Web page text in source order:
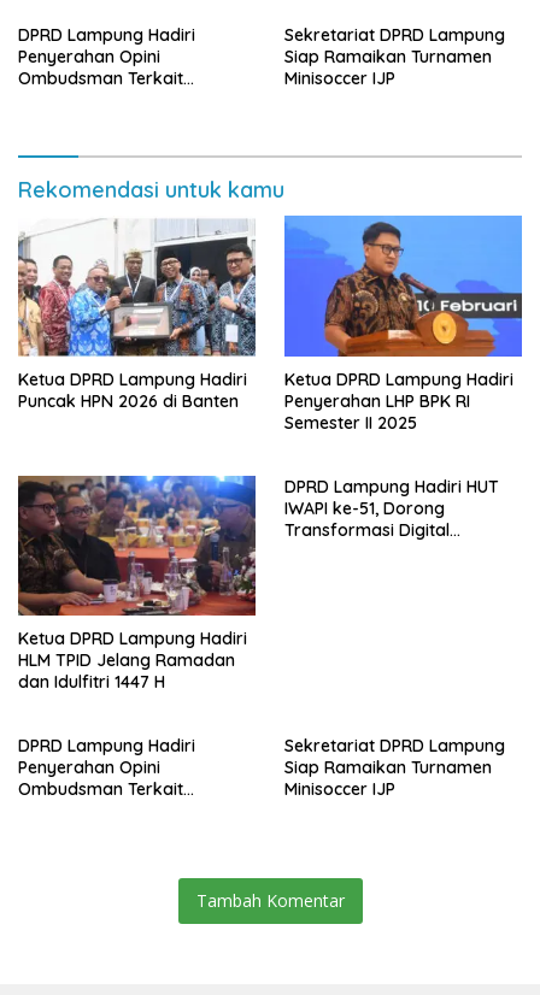
DPRD Lampung Hadiri
Penyerahan Opini
Ombudsman Terkait
Sekretariat DPRD Lampung
Siap Ramaikan Turnamen
Minisoccer IJP
Rekomendasi untuk kamu
Ketua DPRD Lampung Hadiri
Puncak HPN 2026 di Banten
Ketua DPRD Lampung Hadiri
Penyerahan LHP BPK RI
Semester II 2025
Ketua DPRD Lampung Hadiri
HLM TPID Jelang Ramadan
dan Idulfitri 1447 H
DPRD Lampung Hadiri HUT
IWAPI ke-51, Dorong
Transformasi Digital
DPRD Lampung Hadiri
Penyerahan Opini
Ombudsman Terkait
Sekretariat DPRD Lampung
Siap Ramaikan Turnamen
Minisoccer IJP
Tambah Komentar